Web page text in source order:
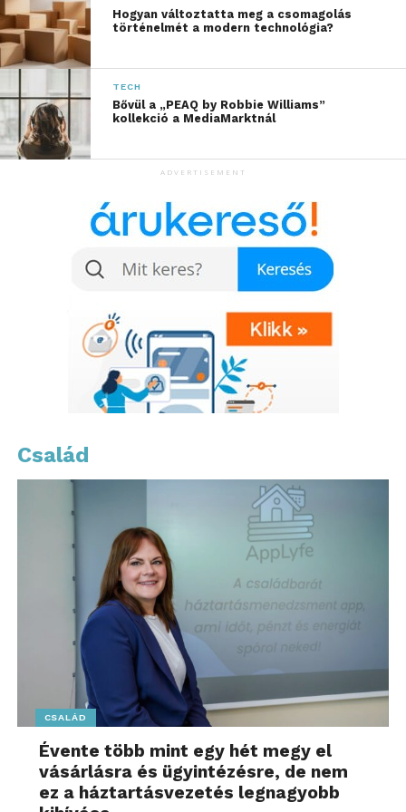
Hangolódj rá! További friss híreket talál
az1music.hu
főoldalán! Kövesse a technológiai
híreket és csatlakozzon hozzánk a
Hogyan változtatta meg a csomagolás
történelmét a modern technológia?
TECH
Bővül a „PEAQ by Robbie Williams”
kollekció a MediaMarktnál
ADVERTISEMENT
Család
CSALÁD
Évente több mint egy hét megy el
vásárlásra és ügyintézésre, de nem
ez a háztartásvezetés legnagyobb